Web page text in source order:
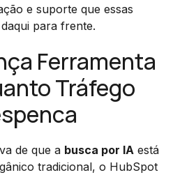
e suporte que essas
para frente.
Ferramenta
Tráfego
de que a busca por IA está
tradicional, o HubSpot